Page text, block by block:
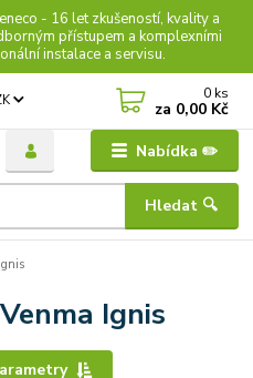
- 16 let zkušeností, kvality a
přístupem a komplexními
instalace a servisu.
Nabídka ✏️
Hledat 🔍
0 ks
za 0,00 Kč
Ignis